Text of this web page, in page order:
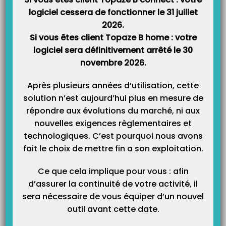
Catégorieslogiciel cessera de fonctionner le 31 juillet
2026.
Si vous êtes client Topaze B home : votre
logiciel sera définitivement arrêté le 30
novembre 2026.
Après plusieurs années d’utilisation, cette
solution n’est aujourd’hui plus en mesure de
répondre aux évolutions du marché, ni aux
nouvelles exigences règlementaires et
technologiques. C’est pourquoi nous avons
fait le choix de mettre fin a son exploitation.
Ce que cela implique pour vous : afin
d’assurer la continuité de votre activité, il
sera nécessaire de vous équiper d’un nouvel
outil avant cette date.